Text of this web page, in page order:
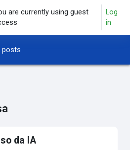
are currently using guest
Log
in
posts
da IA